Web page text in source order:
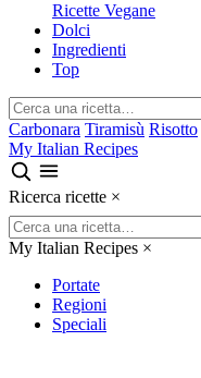
Ricette Vegane
Dolci
Ingredienti
Top
Carbonara Tiramisù Risotto
My Italian Recipes
Ricerca ricette ×
My Italian Recipes ×
Portate
Regioni
Speciali